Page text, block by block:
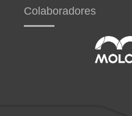
Colaboradores